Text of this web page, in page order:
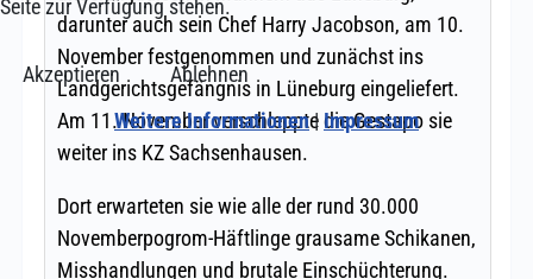
Seite zur Verfügung stehen.
Akzeptieren
Ablehnen
Weitere Informationen|Impressum